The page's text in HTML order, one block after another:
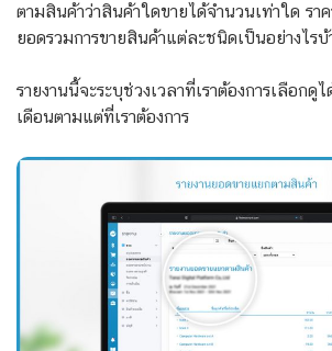
ตามสินค้าว่าสินค้าใดขายได้จำนวนเท่าใด รา
ยอดรวมการขายสินค้าแต่ละชนิดเป็นอย่างไรบ้
รายงานนี้จะระบุช่วงเวลาที่เราต้องการเลือกดู
เดือนตามแต่ที่เราต้องการ